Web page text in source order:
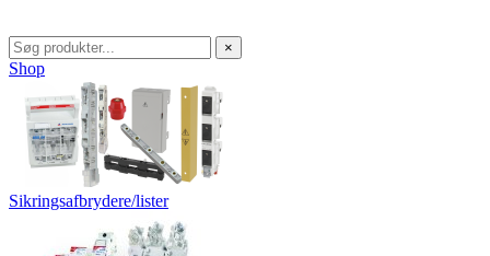
×
Shop
Sikringsafbrydere/lister